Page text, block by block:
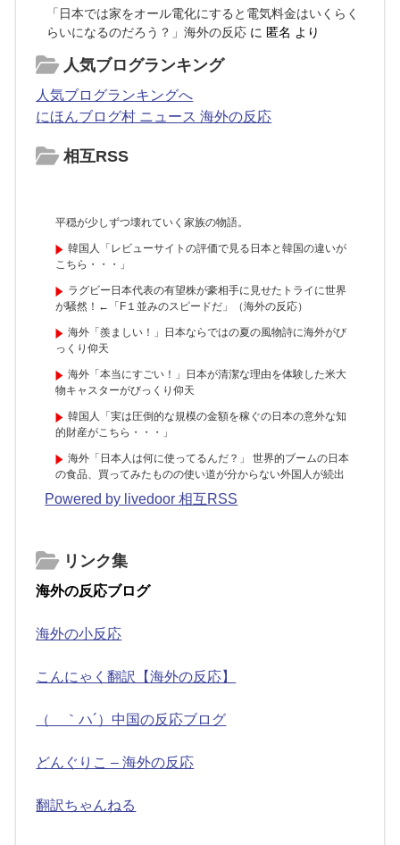
「日本では家をオール電化にすると電気料金はいくらく
らいになるのだろう？」海外の反応 に 匿名 より
人気ブログランキング
人気ブログランキングへ
にほんブログ村 ニュース 海外の反応
相互RSS
平穏が少しずつ壊れていく家族の物語。
韓国人「レビューサイトの評価で見る日本と韓国の違いが
こちら・・・」
ラグビー日本代表の有望株が豪相手に見せたトライに世界
が騒然！←「F１並みのスピードだ」（海外の反応）
海外「羨ましい！」日本ならではの夏の風物詩に海外がび
っくり仰天
海外「本当にすごい！」日本が清潔な理由を体験した米大
物キャスターがびっくり仰天
韓国人「実は圧倒的な規模の金額を稼ぐの日本の意外な知
的財産がこちら・・・」
海外「日本人は何に使ってるんだ？」 世界的ブームの日本
の食品、買ってみたものの使い道が分からない外国人が続出
Powered by livedoor 相互RSS
リンク集
海外の反応ブログ
海外の小反応
こんにゃく翻訳【海外の反応】
（ ｀ハ´）中国の反応ブログ
どんぐりこ – 海外の反応
翻訳ちゃんねる